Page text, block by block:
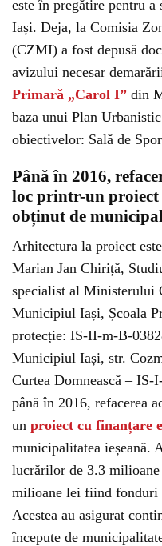
este în pregătire pentru
Iași. Deja, la Comisia
(CZMI) a fost depusă
avizului necesar
Primară „Carol I” din
baza unui Plan
obiectivelor: Sală de
Până în 2016,
loc printr-un proiect
obținut de
Arhitectura la proiect
Marian Jan Chiriță,
specialist al
Municipiul Iași, Școala
protecție: IS-II-m-B-
Municipiul Iași, str.
Curtea Domnească –
până în 2016, refacerea
un proiect cu finanțare
municipalitatea ieșeană.
lucrărilor de 3.3
milioane lei fiind fonduri
Acestea au asigurat
începute de